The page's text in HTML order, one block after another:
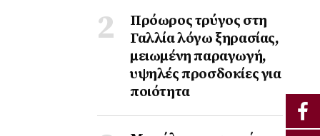
Πρόωρος τρύγος στη
Γαλλία λόγω ξηρασίας,
μειωμένη παραγωγή,
υψηλές προσδοκίες για
ποιότητα